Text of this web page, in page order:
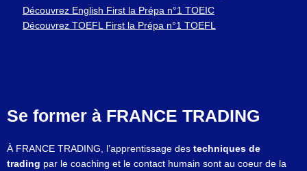
Découvrez English First la Prépa n°1 TOEIC
Découvrez TOEFL First la Prépa n°1 TOEFL
Se former à FRANCE TRADING
À FRANCE TRADING, l’apprentissage des techniques de
trading par le coaching et le contact humain sont au coeur de la